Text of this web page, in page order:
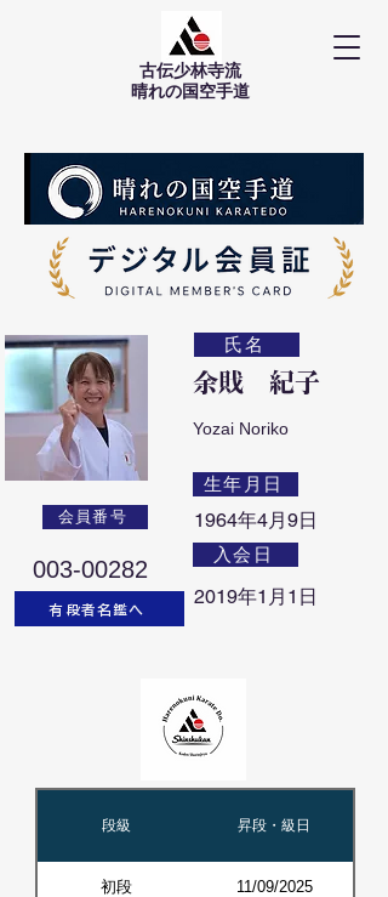
古伝少林寺流
​晴れの国空手道
会員番号
003-00282
有段者名鑑へ
氏名
余戝 紀子
Yozai Noriko
生年月日
1964年4月9日
入会日
2019年1月1日
段級 昇段・級日
初段 11/09/2025